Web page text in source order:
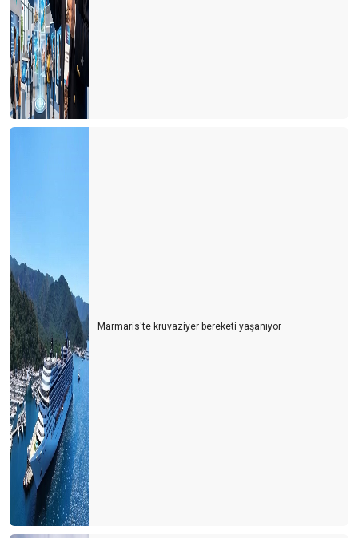
Oynatmaya az kaldı
Müşteri memnuniyeti hakkında 7 ilginç gerçek
4. Uluslararası Gastronomi Kongresi
Entellektüel olmak
Gastrofizik
Zamanın durduğu şehir Yalvaç
Kriz anlarında karar alma sanatı
İnsanın en az üç alternatifi olmalı
Taksiler ve şehrin imajı
Hayat seçtiğiniz kadındır
Paylaşım ekonomisi ve yeni bir satış stratejisi önerisi
Turizm ve Otelcilik Düzenleme ve Denetleme Kurumu (TODDK)
Yeni tesisler yönetmeliği
Marmaris'te kruvaziyer bereketi yaşanıyor